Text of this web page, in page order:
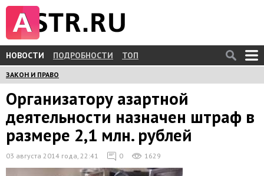
НОВОСТИ ПОДРОБНОСТИ ТОП
ЗАКОН И ПРАВО
Организатору азартной
деятельности назначен штраф в
размере 2,1 млн. рублей
03 августа 2014 года, 22:41 0 1629